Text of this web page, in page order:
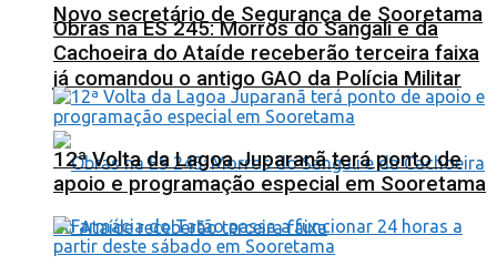
Novo secretário de Segurança de Sooretama
já comandou o antigo GAO da Polícia Militar
Obras na ES 245: Morros do Sangali e da
Cachoeira do Ataíde receberão terceira faixa
12ª Volta da Lagoa Juparanã terá ponto de
apoio e programação especial em Sooretama